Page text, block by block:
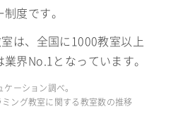
度です。
は、全国に1000教室以上
界No.1となっています。
ーション調べ。
ング教室に関する教室数の推移